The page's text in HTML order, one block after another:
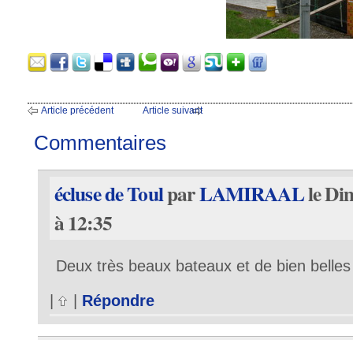
Article précédent Article suivant
Commentaires
écluse de ToulparLAMIRAALle
à 12:35
Deux très beaux bateaux et de bien
Répondre